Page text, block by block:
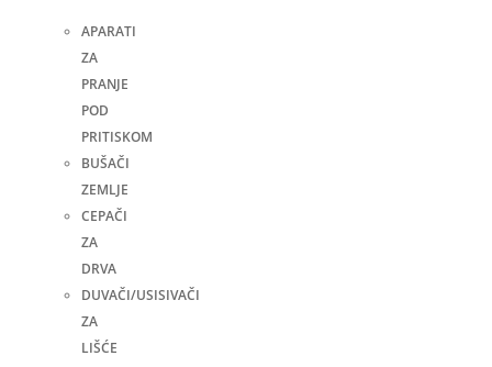
APARATI
ZA
PRANJE
POD
PRITISKOM
BUŠAČI
ZEMLJE
CEPAČI
ZA
DRVA
DUVAČI/USISIVAČI
ZA
LIŠĆE